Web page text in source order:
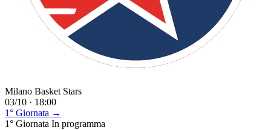
Milano Basket Stars
03/10 · 18:00
1° Giornata →
1° Giornata In programma